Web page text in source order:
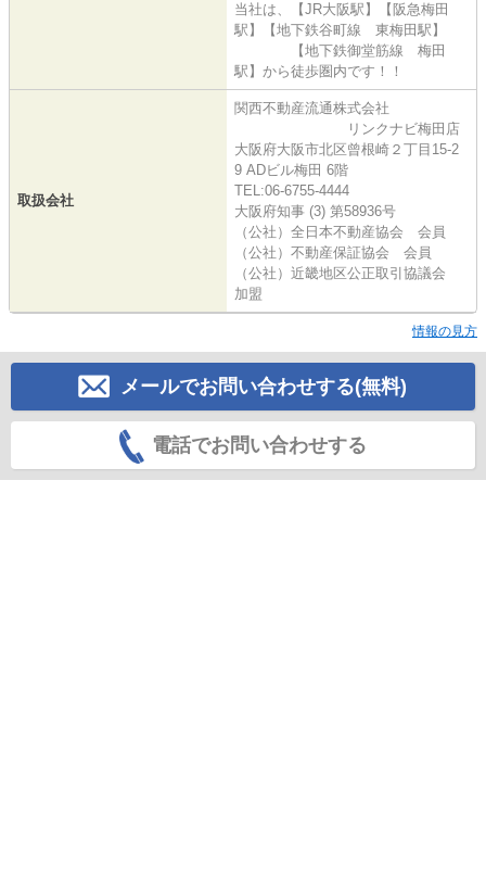
当社は、【JR大阪駅】【阪急梅田
駅】【地下鉄谷町線 東梅田駅】
【地下鉄御堂筋線 梅田
駅】から徒歩圏内です！！
取扱会社
関西不動産流通株式会社
リンクナビ梅田店
大阪府大阪市北区曾根崎２丁目15-2
9 ADビル梅田 6階
TEL:06-6755-4444
大阪府知事 (3) 第58936号
（公社）全日本不動産協会 会員
（公社）不動産保証協会 会員
（公社）近畿地区公正取引協議会
加盟
情報の見方
メールでお問い合わせする(無料)
電話でお問い合わせする